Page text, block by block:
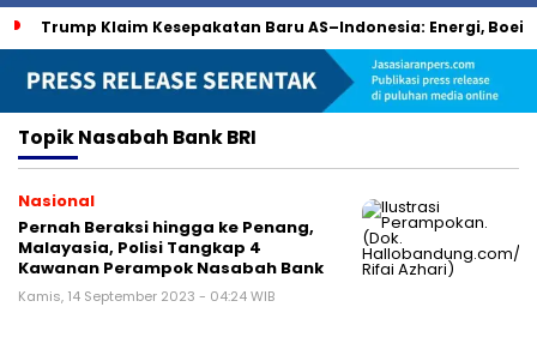
Trump Klaim Kesepakatan Baru AS–Indonesia: Energi,
TopikNasabah Bank BRI
Nasional
Pernah Beraksi hingga ke Penang,
Malayasia, Polisi Tangkap 4
Kawanan Perampok Nasabah Bank
Kamis, 14 September 2023 - 04:24 WIB